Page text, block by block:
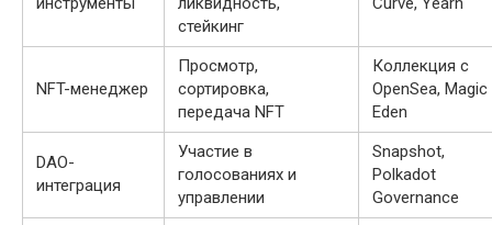
стейкинг
NFT-менеджер
Просмотр,
сортировка,
передача NFT
Коллекция с
OpenSea, Magic
Eden
DAO-
интеграция
Участие в
голосованиях и
управлении
Snapshot,
Polkadot
Governance